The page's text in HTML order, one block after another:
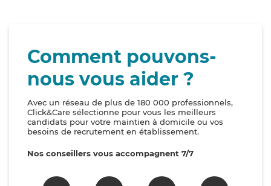
Comment pouvons-
nous vous aider ?
Avec un réseau de plus de 180 000 professionnels,
Click&Care sélectionne pour vous les meilleurs
candidats pour votre maintien à domicile ou vos
besoins de recrutement en établissement.
Nos conseillers vous accompagnent 7/7